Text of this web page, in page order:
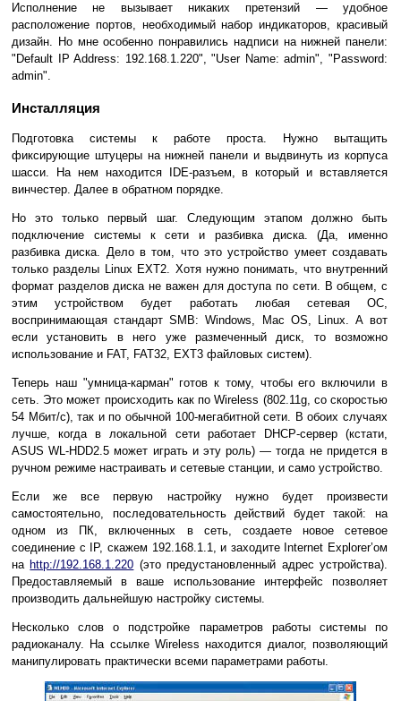
Исполнение не вызывает никаких претензий — удобное
расположение портов, необходимый набор индикаторов, красивый
дизайн. Но мне особенно понравились надписи на нижней панели:
"Default IP Address: 192.168.1.220", "User Name: admin", "Password:
admin".
Инсталляция
Подготовка системы к работе проста. Нужно вытащить
фиксирующие штуцеры на нижней панели и выдвинуть из корпуса
шасси. На нем находится IDE-разъем, в который и вставляется
винчестер. Далее в обратном порядке.
Но это только первый шаг. Следующим этапом должно быть
подключение системы к сети и разбивка диска. (Да, именно
разбивка диска. Дело в том, что это устройство умеет создавать
только разделы Linux EXT2. Хотя нужно понимать, что внутренний
формат разделов диска не важен для доступа по сети. В общем, с
этим устройством будет работать любая сетевая ОС,
воспринимающая стандарт SMB: Windows, Mac OS, Linux. А вот
если установить в него уже размеченный диск, то возможно
использование и FAT, FAT32, EXT3 файловых систем).
Теперь наш "умница-карман" готов к тому, чтобы его включили в
сеть. Это может происходить как по Wireless (802.11g, со скоростью
54 Мбит/c), так и по обычной 100-мегабитной сети. В обоих случаях
лучше, когда в локальной сети работает DHCP-сервер (кстати,
ASUS WL-HDD2.5 может играть и эту роль) — тогда не придется в
ручном режиме настраивать и сетевые станции, и само устройство.
Если же все первую настройку нужно будет произвести
самостоятельно, последовательность действий будет такой: на
одном из ПК, включенных в сеть, создаете новое сетевое
соединение с IP, скажем 192.168.1.1, и заходите Internet Explorer’ом
на http://192.168.1.220 (это предустановленный адрес устройства).
Предоставляемый в ваше использование интерфейс позволяет
производить дальнейшую настройку системы.
Несколько слов о подстройке параметров работы системы по
радиоканалу. На ссылке Wireless находится диалог, позволяющий
манипулировать практически всеми параметрами работы.